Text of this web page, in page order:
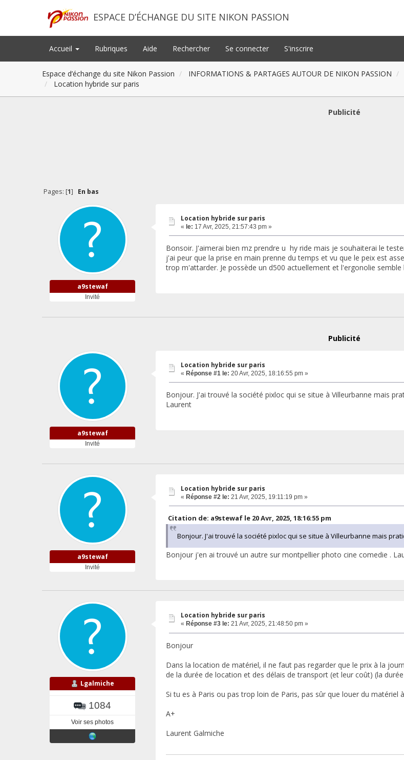
ESPACE D’ÉCHANGE DU SITE NIKON PASSION
Accueil Rubriques Aide Rechercher Se connecter S'inscrire
Espace d’échange du site Nikon Passion INFORMATIONS & PARTAGES AUTOUR DE NIKON PASSION
Location hybride sur paris
Publicité
Pages: [1] En bas
a9stewaf
Invité
Location hybride sur paris
« le: 17 Avr, 2025, 21:57:43 pm »
Bonsoir. J'aimerai bien mz prendre u hy ride mais je souhaiterai le
j'ai peur que la prise en main prenne du temps et vu que le peix est
trop m'attarder. Je possède un d500 actuellement et l'ergonolie
Publicité
a9stewaf
Invité
Location hybride sur paris
« Réponse #1 le: 20 Avr, 2025, 18:16:55 pm »
Bonjour. J'ai trouvé la société pixloc qui se situe à Villeurbanne mais
Laurent
a9stewaf
Invité
Location hybride sur paris
« Réponse #2 le: 21 Avr, 2025, 19:11:19 pm »
Citation de: a9stewaf le 20 Avr, 2025, 18:16:55 pm
Bonjour. J'ai trouvé la société pixloc qui se situe à Villeurbanne mais
Bonjour j'en ai trouvé un autre sur montpellier photo cine comedie .
Lgalmiche
1084
Voir ses photos
Location hybride sur paris
« Réponse #3 le: 21 Avr, 2025, 21:48:50 pm »
Bonjour
Dans la location de matériel, il ne faut pas regarder que le prix à la
de la durée de location et des délais de transport (et leur coût) (la
Si tu es à Paris ou pas trop loin de Paris, pas sûr que louer du
A+
Laurent Galmiche